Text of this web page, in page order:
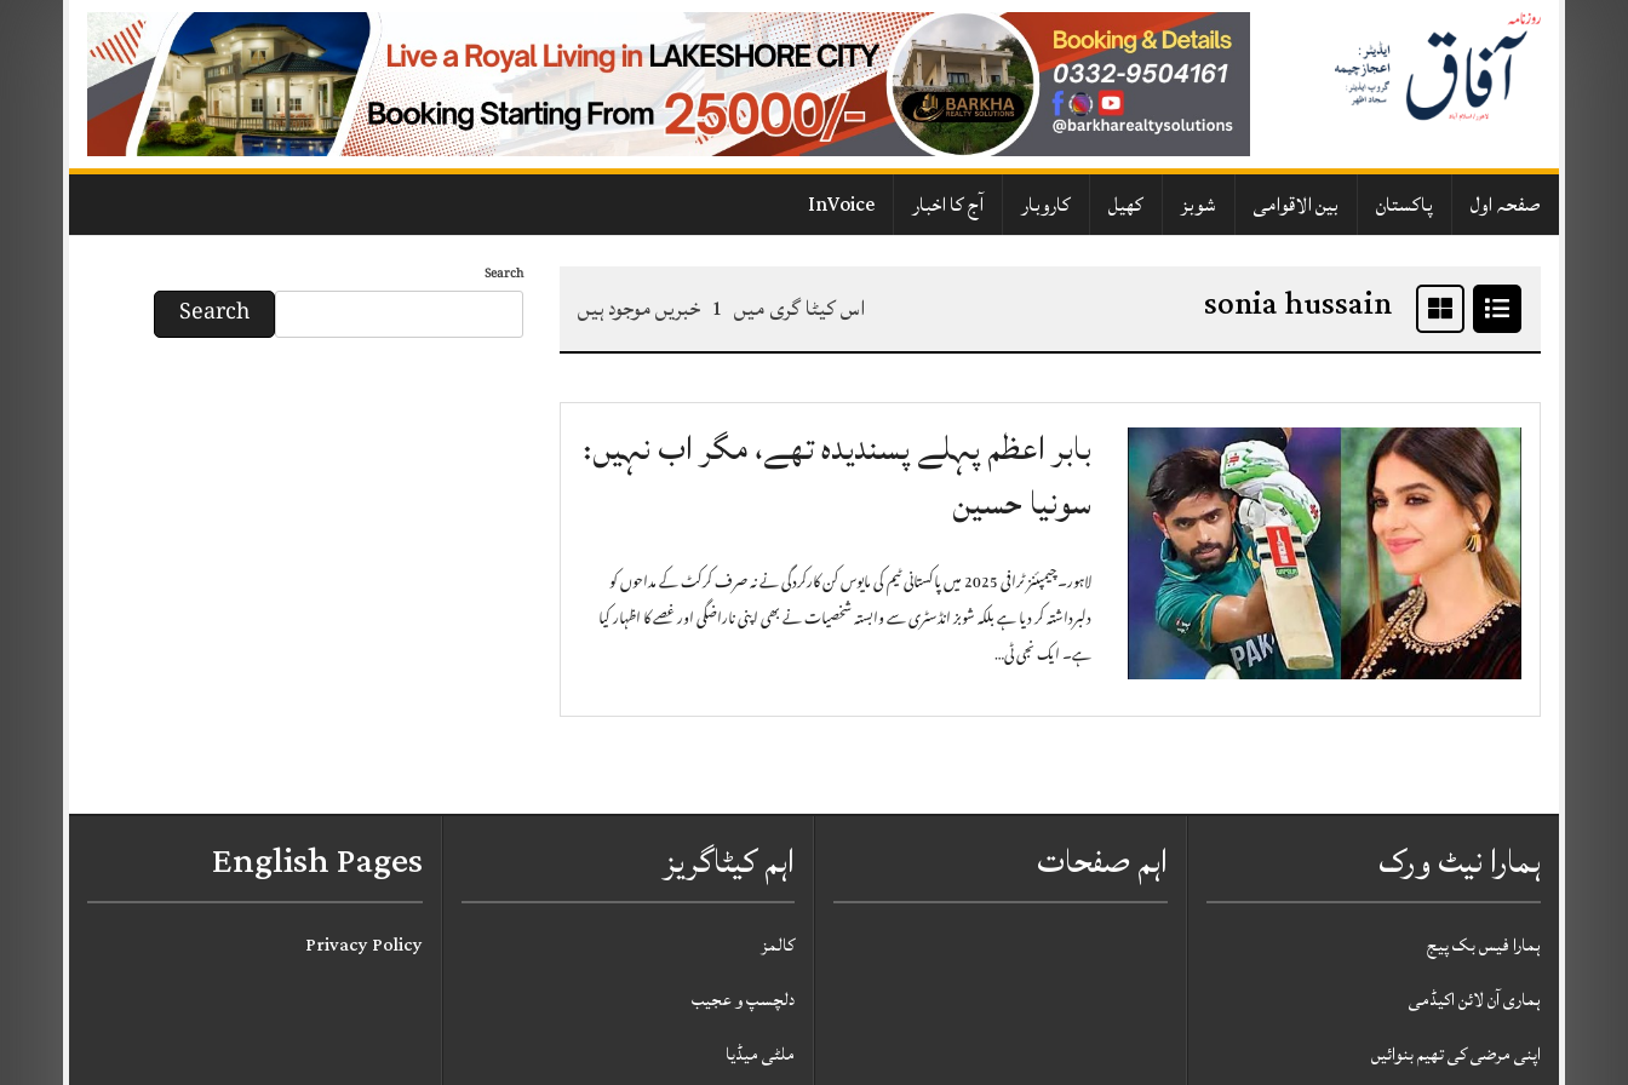
to
content
صفحہ اول پاکستان بین الاقوامی شوبز کھیل کاروبار آج کا اخبار
InVoice
Search
Search sonia hussain اس کیٹا گری میں 1 خبریں موجود ہیں
بابر اعظم پہلے پسندیدہ تھے، مگر اب نہیں:
سونیا حسین
لاہور۔چیمپئنز ٹرافی 2025 میں پاکستانی ٹیم کی مایوس کن کارکردگی نے نہ صرف کرکٹ کے مداحوں کو
دلبرداشتہ کر دیا ہے بلکہ شوبز انڈسٹری سے وابستہ شخصیات نے بھی اپنی ناراضگی اور غصے کا اظہار کیا
ہے۔ ایک نجی ٹی…
English Pages
Privacy Policy
اہم کیٹاگریز
کالمز
دلچسپ و عجیب
ملٹی میڈیا
اہم صفحات ہمارا نیٹ ورک
ہمارا فیس بک پیج
ہماری آن لائن اکیڈمی
اپنی مرضی کی تھیم بنوائیں